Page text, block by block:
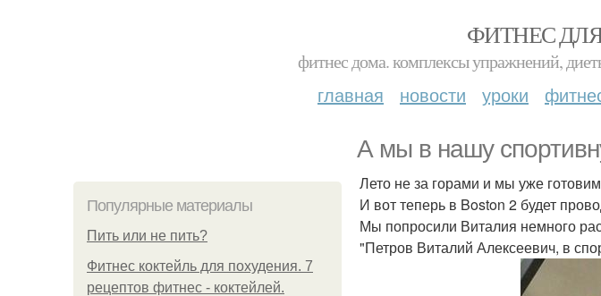
ФИТНЕС
фитнес дома. комплексы упражнений,
главная новости уроки
А мы в нашу
Популярные материалы
Пить или не пить?
Фитнес коктейль для похудения. 7
рецептов фитнес - коктейлей.
Лето не за горами и мы уже
И вот теперь в Boston 2 будет
Мы попросили Виталия немного
"Петров Виталий Алексеевич, в